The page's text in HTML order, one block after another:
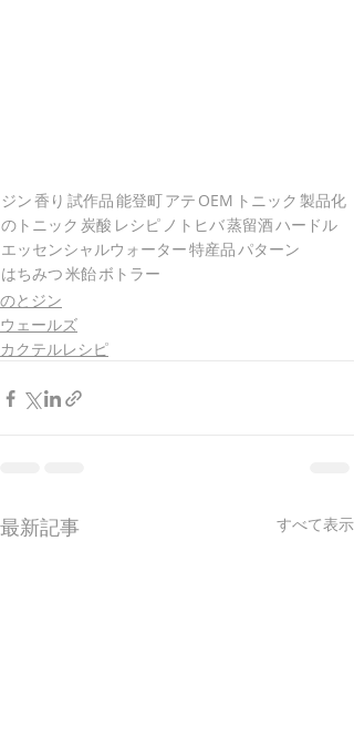
ジン香り 試作品能登町アテ OEM トニック 製品化
のトニック 炭酸 レシピ ノトヒバ蒸留酒ハードル
エッセンシャルウォーター特産品パターン
はちみつ米飴ボトラー
のとジン
ウェールズ
カクテルレシピ
最新記事 すべて表示